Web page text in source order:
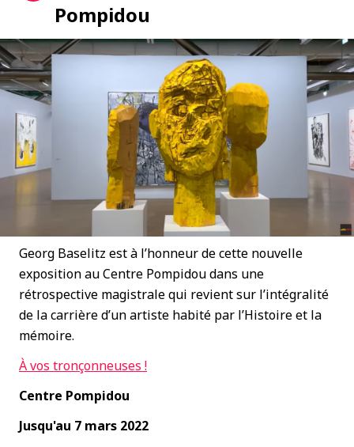
Pompidou
Georg Baselitz est à l’honneur de cette nouvelle
exposition au Centre Pompidou dans une
rétrospective magistrale qui revient sur l’intégralité
de la carrière d’un artiste habité par l’Histoire et la
mémoire.
Àvos tronçonneuses !
Centre Pompidou
Jusqu'au 7 mars 2022